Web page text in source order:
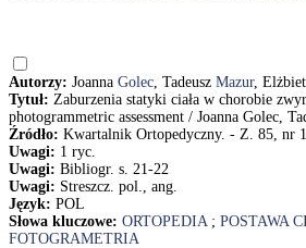
Autorzy: Joanna Golec, Tadeusz Mazur,
Tytuł: Zaburzenia statyki ciała w chorobie
photogrammetric assessment / Joanna Golec,
Źródło: Kwartalnik Ortopedyczny. - Z. 85, nr
Uwagi: 1 ryc.
Uwagi: Bibliogr. s. 21-22
Uwagi: Streszcz. pol., ang.
Język: POL
Słowa kluczowe: ORTOPEDIA; POSTAWA
FOTOGRAMETRIA